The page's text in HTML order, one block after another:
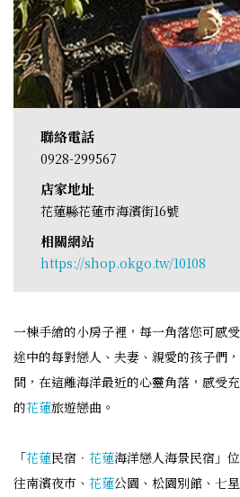
聯絡電話
0928-299567
店家地址
花蓮縣花蓮市海濱街16號
相關網站
https://shop.okgo.tw/10108
一棟手繪的小房子裡，每一角落您可感
途中的每對戀人、夫妻、親愛的孩子們
間，在這離海洋最近的心靈角落，感受
的花蓮旅遊戀曲。
「花蓮民宿． 花蓮海洋戀人海景民宿」
往南濱夜市、 花蓮公園、松園別館、七